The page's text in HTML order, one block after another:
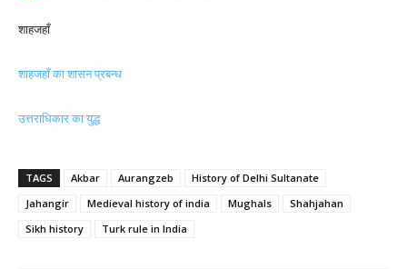
शाहजहाँ
शाहजहाँ का शासन प्रबन्ध
उत्तराधिकार का युद्ध
TAGS Akbar Aurangzeb
History of Delhi Sultanate
Jahangir
Medieval history of india Mughals
Shahjahan
Sikh history
Turk rule in India